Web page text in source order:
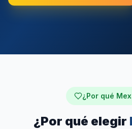
¿Por qué
¿Por qué elegir